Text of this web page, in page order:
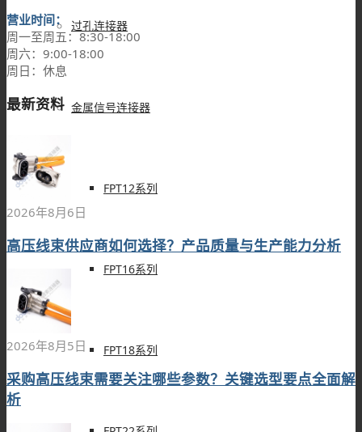
过孔连接器
金属信号连接器
FPT12系列
FPT16系列
FPT18系列
营业时间：
周一至周五：8:30-18:00
周六：9:00-18:00
周日：休息
最新资料
2026年8月6日
高压线束供应商如何选择？产品质量与生产能力分析
2026年8月5日
采购高压线束需要关注哪些参数？关键选型要点全面解
析